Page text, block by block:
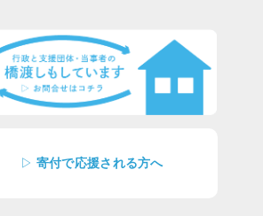
▷ 寄付で応援される方へ